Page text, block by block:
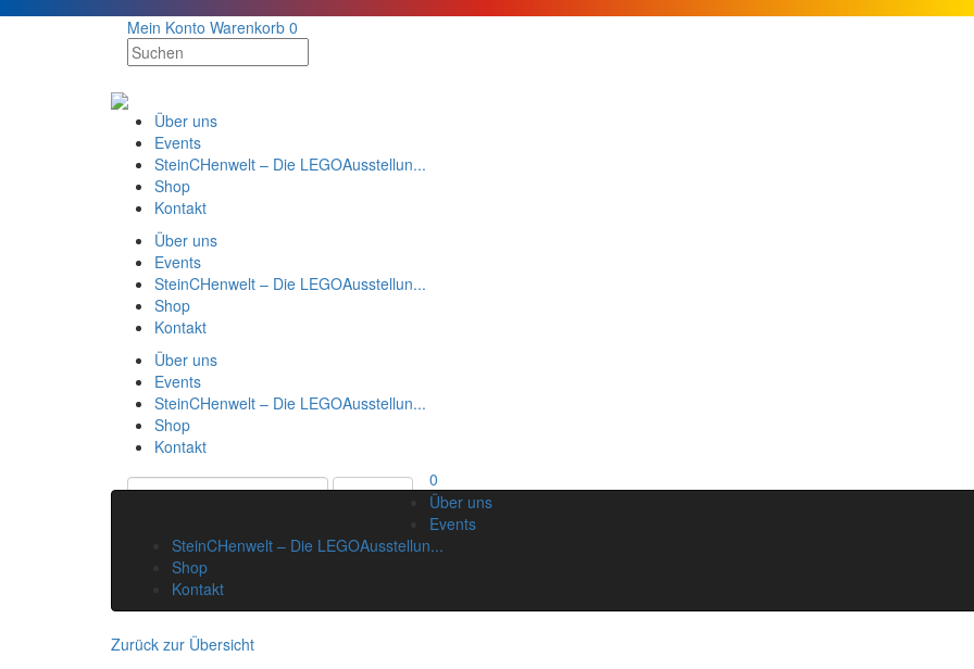
Mein Konto Warenkorb 0
Über uns
Events
SteinCHenwelt – Die LEGOAusstellun...
Shop
Kontakt
Über uns
Events
SteinCHenwelt – Die LEGOAusstellun...
Shop
Kontakt
Über uns
Events
SteinCHenwelt – Die LEGOAusstellun...
Shop
Kontakt
Suchen
0
Über uns
Events
SteinCHenwelt – Die LEGOAusstellun...
Shop
Kontakt
Zurück zur Übersicht